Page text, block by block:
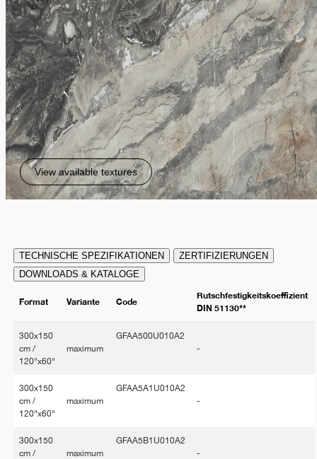
View available textures
TECHNISCHE SPEZIFIKATIONEN
ZERTIFIZIERUNGEN
DOWNLOADS & KATALOGE
Format Variante Code
Rutschfestigkeitskoeffizient
DIN 51130**
300x150
cm /
120"x60"
maximum
GFAA500U010A2
-
300x150
cm /
120"x60"
maximum
GFAA5A1U010A2
-
300x150
cm /
maximum
GFAA5B1U010A2
-